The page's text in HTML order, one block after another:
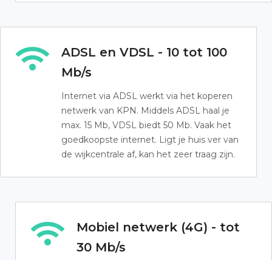
ADSL en VDSL - 10 tot 100
Mb/s
Internet via ADSL werkt via het koperen
netwerk van KPN. Middels ADSL haal je
max. 15 Mb, VDSL biedt 50 Mb. Vaak het
goedkoopste internet. Ligt je huis ver van
de wijkcentrale af, kan het zeer traag zijn.
Mobiel netwerk (4G) - tot
30 Mb/s